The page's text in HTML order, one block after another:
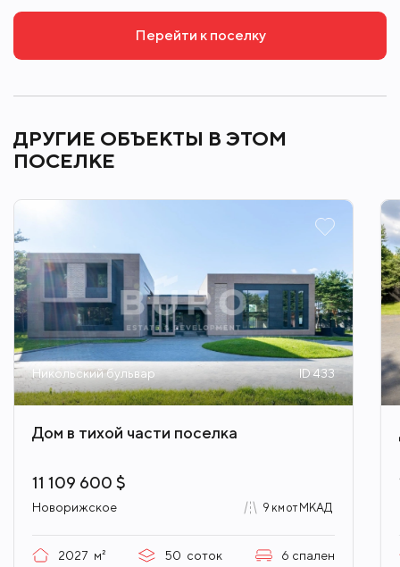
Перейти к поселку
ДРУГИЕ ОБЪЕКТЫ В ЭТОМ
ПОСЕЛКЕ
Никольский бульвар ID 433
Дом в тихой части поселка
11 109 600 $
Новорижское 9 км от МКАД
2027 м² 50 соток 6 спален